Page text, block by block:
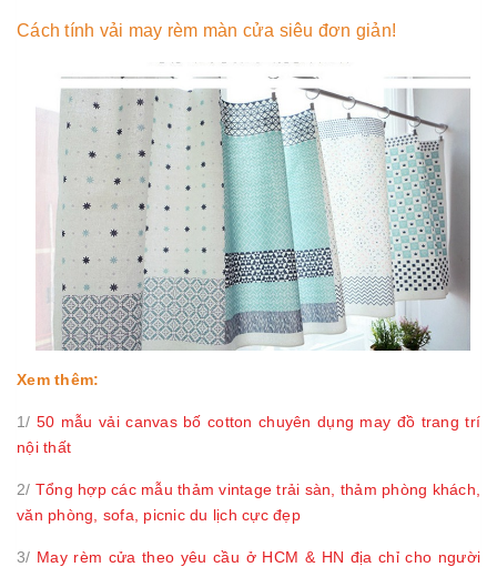
Cách tính vải may rèm màn cửa siêu đơn giản!
Xem thêm:
1/ 50 mẫu vải canvas bố cotton chuyên dụng may đồ trang trí
nội thất
2/ Tổng hợp các mẫu thảm vintage trải sàn, thảm phòng khách,
văn phòng, sofa, picnic du lịch cực đẹp
3/ May rèm cửa theo yêu cầu ở HCM & HN địa chỉ cho người